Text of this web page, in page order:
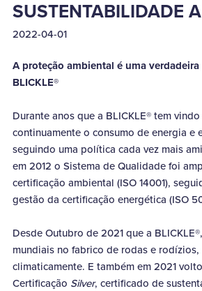
SUSTENTABILIDADE
2022-04-01
A proteção ambiental é uma
BLICKLE®
Durante anos que a BLICKLE® tem
continuamente o consumo de energia e
seguindo uma política cada vez mais
em 2012 o Sistema de Qualidade foi
certificação ambiental (ISO 14001),
gestão da certificação energética (ISO
Desde Outubro de 2021 que a
mundiais no fabrico de rodas e
climaticamente. E também em 2021
Certificação Silver, certificado de